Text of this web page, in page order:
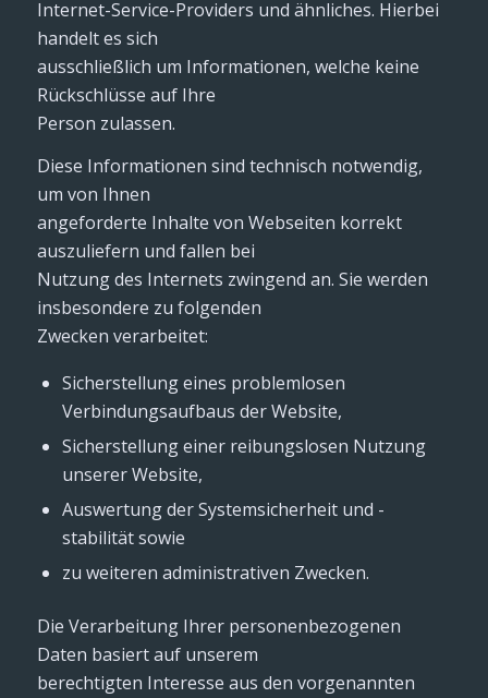
Internet-Service-Providers und ähnliches. Hierbei
handelt es sich
ausschließlich um Informationen, welche keine
Rückschlüsse auf Ihre
Person zulassen.
Diese Informationen sind technisch notwendig,
um von Ihnen
angeforderte Inhalte von Webseiten korrekt
auszuliefern und fallen bei
Nutzung des Internets zwingend an. Sie werden
insbesondere zu folgenden
Zwecken verarbeitet:
Sicherstellung eines problemlosen
Verbindungsaufbaus der Website,
Sicherstellung einer reibungslosen Nutzung
unserer Website,
Auswertung der Systemsicherheit und -
stabilität sowie
zu weiteren administrativen Zwecken.
Die Verarbeitung Ihrer personenbezogenen
Daten basiert auf unserem
berechtigten Interesse aus den vorgenannten